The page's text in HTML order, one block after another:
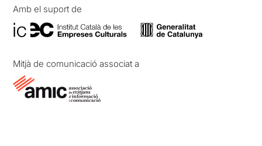
Amb el suport de
Mitjà de comunicació associat a